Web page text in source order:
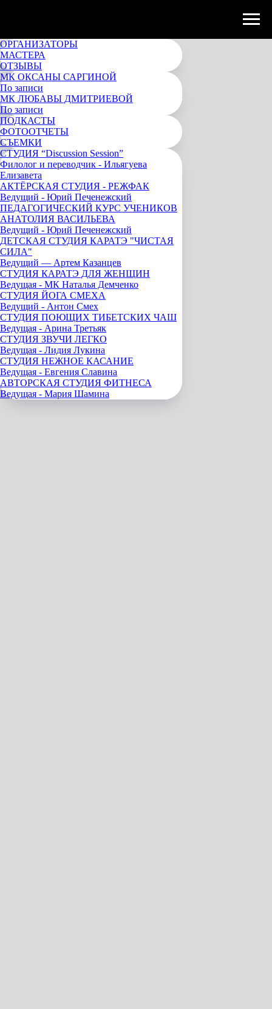
ОРГАНИЗАТОРЫ
МАСТЕРА
ОТЗЫВЫ
МК ОКСАНЫ САРГИНОЙ
По записи
МК ЛЮБАВЫ ДМИТРИЕВОЙ
По записи
ПОДКАСТЫ
ФОТООТЧЕТЫ
СЪЕМКИ
СТУДИЯ “Discussion Session”
Филолог и переводчик - Ильягуева
Елизавета
АКТЁРСКАЯ СТУДИЯ - РЕЖФАК
Ведущий - Юрий Печенежский
ПЕДАГОГИЧЕСКИЙ КУРС УЧЕНИКОВ
АНАТОЛИЯ ВАСИЛЬЕВА
Ведущий - Юрий Печенежский
ДЕТСКАЯ СТУДИЯ КАРАТЭ "ЧИСТАЯ
СИЛА"
Ведущий — Артем Казанцев
СТУДИЯ КАРАТЭ ДЛЯ ЖЕНЩИН
Ведущая - МК Наталья Демченко
СТУДИЯ ЙОГА СМЕХА
Ведущий - Антон Смех
СТУДИЯ ПОЮЩИХ ТИБЕТСКИХ ЧАШ
Ведущая - Арина Третьяк
СТУДИЯ ЗВУЧИ ЛЕГКО
Ведущая - Лидия Лукина
СТУДИЯ НЕЖНОЕ КАСАНИЕ
Ведущая - Евгения Славина
АВТОРСКАЯ СТУДИЯ ФИТНЕСА
Ведущая - Мария Шамина